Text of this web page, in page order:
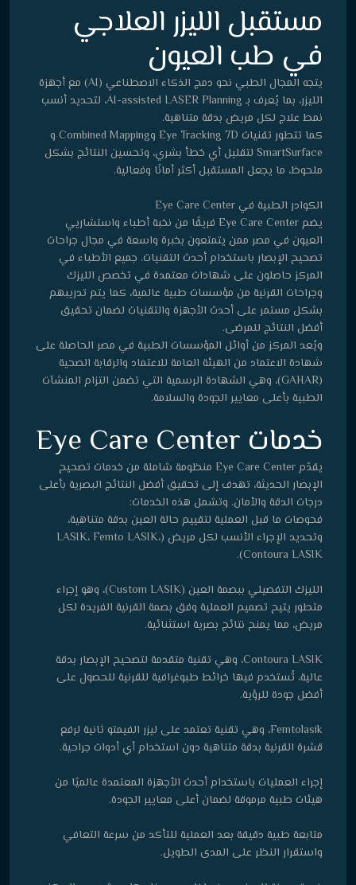
مستقبل الليزر العلاجي
في طب العيون
يتجه المجال الطبي نحو دمج الذكاء الاصطناعي (AI) مع أجهزة
الليزر، بما يُعرف بـ AI-assisted LASER Planning، لتحديد أنسب
نمط علاج لكل مريض بدقة متناهية.
كما تتطور تقنيات Eye Tracking 7D وCombined Mapping و
SmartSurface لتقليل أي خطأ بشري، وتحسين النتائج بشكل
ملحوظ، ما يجعل المستقبل أكثر أمانًا وفعالية.
الكوادر الطبية في Eye Care Center
يضم Eye Care Center فريقًا من نخبة أطباء واستشاريي
العيون في مصر ممن يتمتعون بخبرة واسعة في مجال جراحات
تصحيح الإبصار باستخدام أحدث التقنيات. جميع الأطباء في
المركز حاصلون على شهادات معتمدة في تخصص الليزك
وجراحات القرنية من مؤسسات طبية عالمية، كما يتم تدريبهم
بشكل مستمر على أحدث الأجهزة والتقنيات لضمان تحقيق
أفضل النتائج للمرضى.
ويُعد المركز من أوائل المؤسسات الطبية في مصر الحاصلة على
شهادة الاعتماد من الهيئة العامة للاعتماد والرقابة الصحية
(GAHAR)، وهي الشهادة الرسمية التي تضمن التزام المنشآت
الطبية بأعلى معايير الجودة والسلامة.
خدمات Eye Care Center
يقدّم Eye Care Center منظومة شاملة من خدمات تصحيح
الإبصار الحديثة، تهدف إلى تحقيق أفضل النتائج البصرية بأعلى
درجات الدقة والأمان. وتشمل هذه الخدمات:
فحوصات ما قبل العملية لتقييم حالة العين بدقة متناهية،
وتحديد الإجراء الأنسب لكل مريض (LASIK، Femto LASIK،
Contoura LASIK).
الليزك التفصيلي ببصمة العين (Custom LASIK)، وهو إجراء
متطور يتيح تصميم العملية وفق بصمة القرنية الفريدة لكل
مريض، مما يمنح نتائج بصرية استثنائية.
Contoura LASIK، وهي تقنية متقدمة لتصحيح الإبصار بدقة
عالية، تُستخدم فيها خرائط طبوغرافية للقرنية للحصول على
أفضل جودة للرؤية.
Femtolasik، وهي تقنية تعتمد على ليزر الفيمتو ثانية لرفع
قشرة القرنية بدقة متناهية دون استخدام أي أدوات جراحية.
إجراء العمليات باستخدام أحدث الأجهزة المعتمدة عالميًا من
هيئات طبية مرموقة لضمان أعلى معايير الجودة.
متابعة طبية دقيقة بعد العملية للتأكد من سرعة التعافي
واستقرار النظر على المدى الطويل.